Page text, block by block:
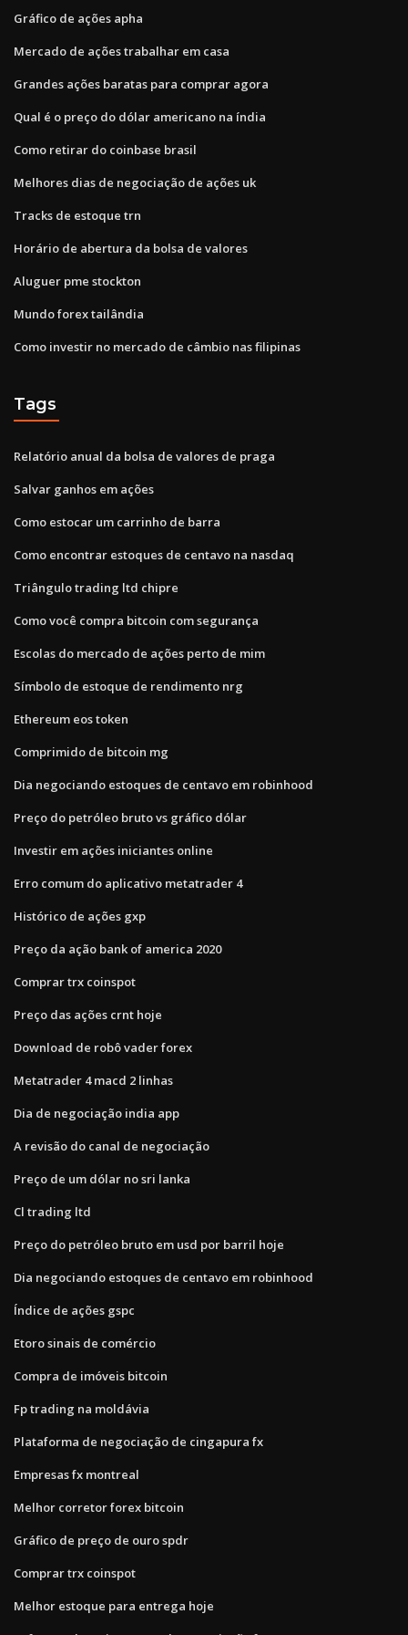
Gráfico de ações apha
Mercado de ações trabalhar em casa
Grandes ações baratas para comprar agora
Qual é o preço do dólar americano na índia
Como retirar do coinbase brasil
Melhores dias de negociação de ações uk
Tracks de estoque trn
Horário de abertura da bolsa de valores
Aluguer pme stockton
Mundo forex tailândia
Como investir no mercado de câmbio nas filipinas
Tags
Relatório anual da bolsa de valores de praga
Salvar ganhos em ações
Como estocar um carrinho de barra
Como encontrar estoques de centavo na nasdaq
Triângulo trading ltd chipre
Como você compra bitcoin com segurança
Escolas do mercado de ações perto de mim
Símbolo de estoque de rendimento nrg
Ethereum eos token
Comprimido de bitcoin mg
Dia negociando estoques de centavo em robinhood
Preço do petróleo bruto vs gráfico dólar
Investir em ações iniciantes online
Erro comum do aplicativo metatrader 4
Histórico de ações gxp
Preço da ação bank of america 2020
Comprar trx coinspot
Preço das ações crnt hoje
Download de robô vader forex
Metatrader 4 macd 2 linhas
Dia de negociação india app
A revisão do canal de negociação
Preço de um dólar no sri lanka
Cl trading ltd
Preço do petróleo bruto em usd por barril hoje
Dia negociando estoques de centavo em robinhood
Índice de ações gspc
Etoro sinais de comércio
Compra de imóveis bitcoin
Fp trading na moldávia
Plataforma de negociação de cingapura fx
Empresas fx montreal
Melhor corretor forex bitcoin
Gráfico de preço de ouro spdr
Comprar trx coinspot
Melhor estoque para entrega hoje